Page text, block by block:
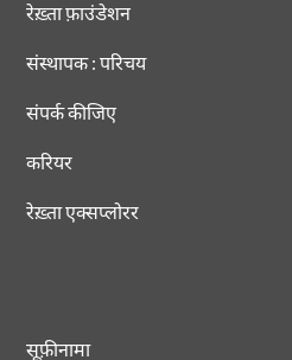
रेख़्ता फ़ाउंडेशन
संस्थापक : परिचय
संपर्क कीजिए
करियर
रेख़्ता एक्सप्लोरर
सूफ़ीनामा